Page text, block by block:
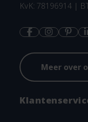
KvK: 78196914 |
Meer over